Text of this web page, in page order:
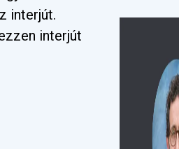
interjút.
interjút